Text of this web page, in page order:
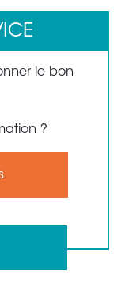
le bon
?